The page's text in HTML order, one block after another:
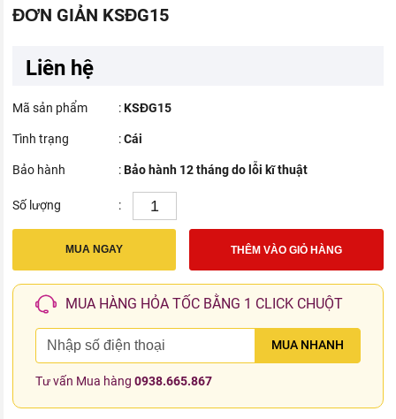
ĐƠN GIẢN KSĐG15
Liên hệ
Mã sản phẩm :KSĐG15
Tình trạng :Cái
Bảo hành :Bảo hành 12 tháng do lỗi kĩ thuật
Số lượng :
MUA NGAY THÊM VÀO GIỎ HÀNG
MUA HÀNG HỎA TỐC BẰNG 1 CLICK CHUỘT
MUA NHANH
Tư vấn Mua hàng0938.665.867